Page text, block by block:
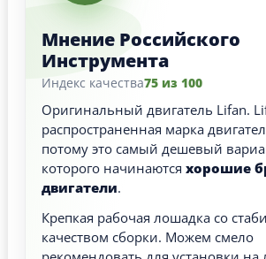
Мнение Российского
Инструмента
Индекс качества75 из 100
Оригинальный двигатель Lifan.
распространенная марка
потому это самый дешевый
которого начинаются хорошие
двигатели.
Крепкая рабочая лошадка со
качеством сборки. Можем смело